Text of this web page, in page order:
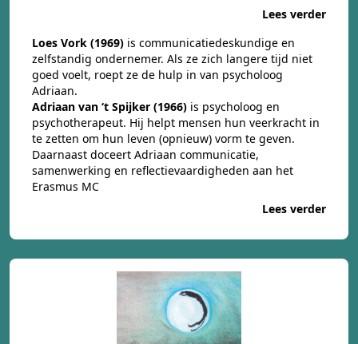
Lees verder
Loes Vork (1969) is communicatiedeskundige en
zelfstandig ondernemer. Als ze zich langere tijd niet
goed voelt, roept ze de hulp in van psycholoog
Adriaan.
Adriaan van ‘t Spijker (1966) is psycholoog en
psychotherapeut. Hij helpt mensen hun veerkracht in
te zetten om hun leven (opnieuw) vorm te geven.
Daarnaast doceert Adriaan communicatie,
samenwerking en reflectievaardigheden aan het
Erasmus MC
Lees verder